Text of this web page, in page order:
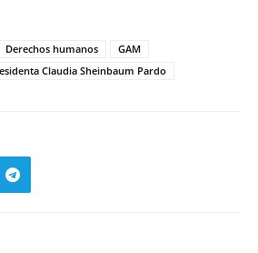
Derechos humanos
GAM
Claudia Sheinbaum Pardo